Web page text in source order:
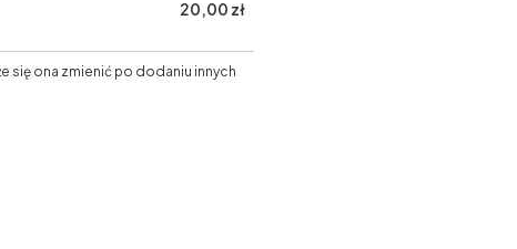
20,00 zł
się ona zmienić po dodaniu innych